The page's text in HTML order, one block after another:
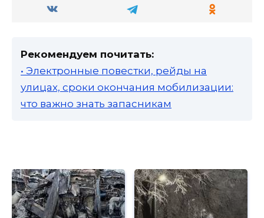
Рекомендуем почитать:
• Электронные повестки, рейды на
улицах, сроки окончания мобилизации:
что важно знать запасникам